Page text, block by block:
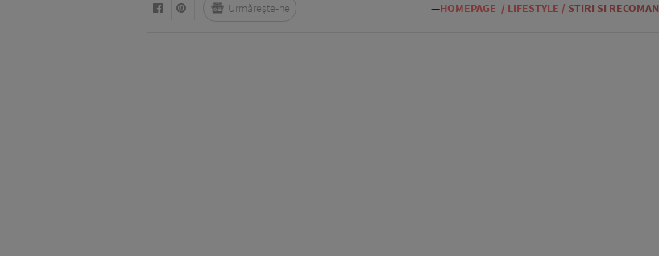
—HOMEPAGE / LIFESTYLE / STIRI SI
Urmărește-ne